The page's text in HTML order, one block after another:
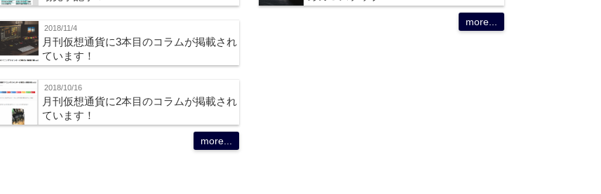
2018/11/4
月刊仮想通貨に3本目のコラムが掲載され
ています！
2018/10/16
月刊仮想通貨に2本目のコラムが掲載され
ています！
more...
more...